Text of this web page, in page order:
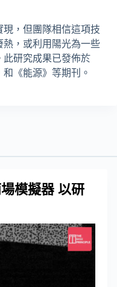
，但團隊相信這項技
，或利用陽光為一些
此研究成果已發佈於
《能源》等期刊。
模擬器 以研